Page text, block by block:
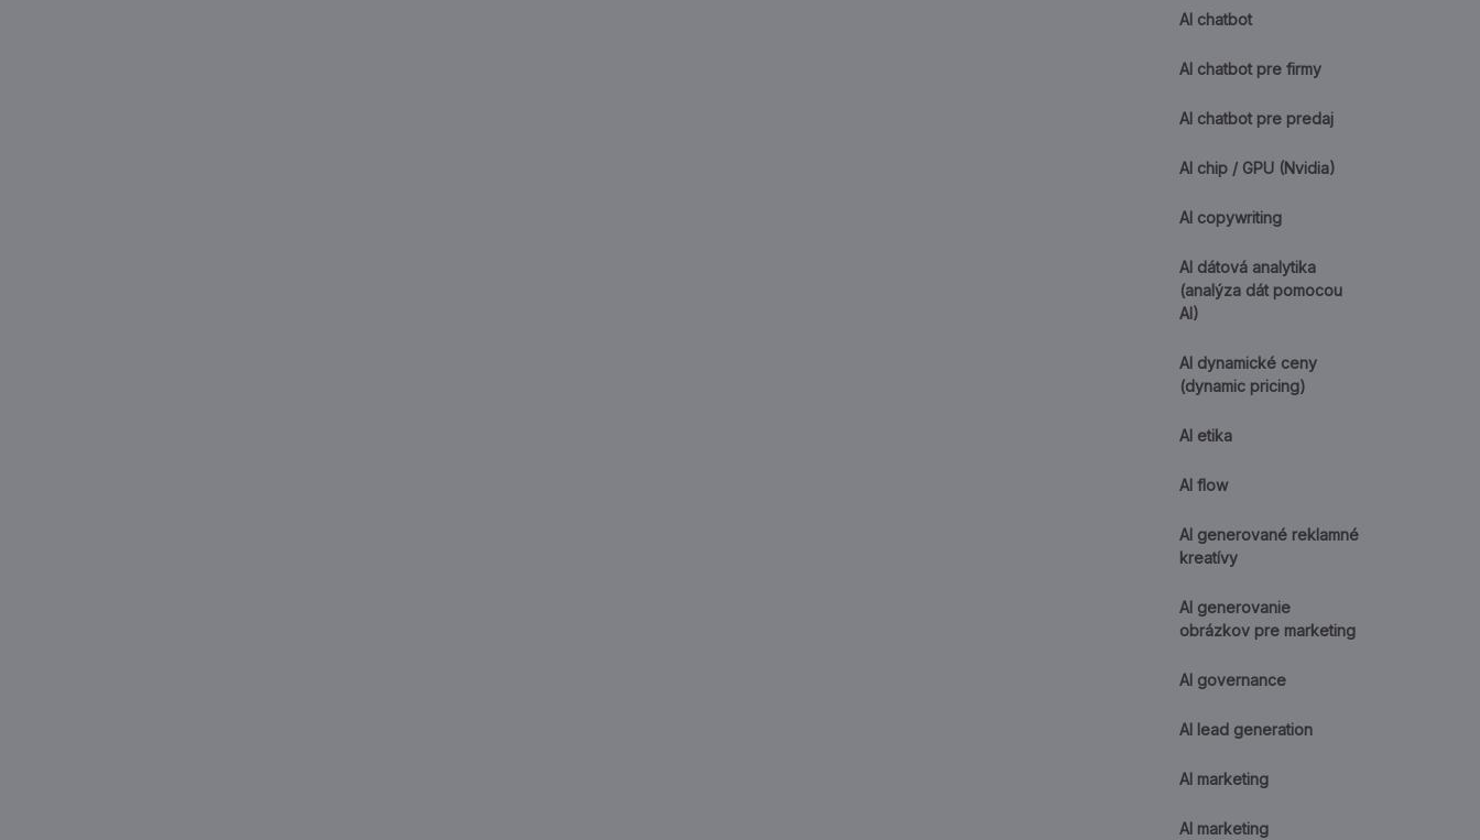
AI chatbot
AI chatbot pre firmy
AI chatbot pre predaj
AI chip / GPU (Nvidia)
AI copywriting
AI dátová analytika
(analýza dát pomocou
AI)
AI dynamické ceny
(dynamic pricing)
AI etika
AI flow
AI generované reklamné
kreatívy
AI generovanie
obrázkov pre marketing
AI governance
AI lead generation
AI marketing
AI marketing